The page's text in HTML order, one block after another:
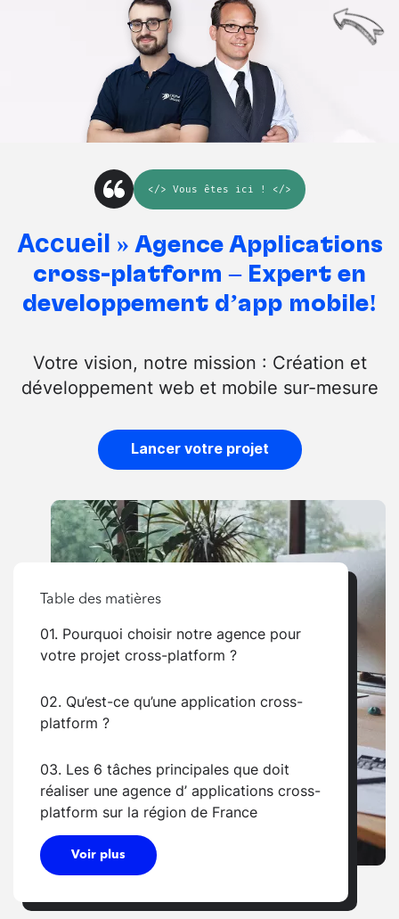
</> Vous êtes ici ! </>
Accueil » Agence Applications
cross-platform – Expert en
développement d’app mobile!
Votre vision, notre mission : Création et
développement web et mobile sur-mesure
Lancer votre projet
Table des matières
01. Pourquoi choisir notre agence pour
votre projet cross-platform ?
02. Qu’est-ce qu’une application cross-
platform ?
03. Les 6 tâches principales que doit
réaliser une agence d’ applications cross-
platform sur la région de France
Voir plus